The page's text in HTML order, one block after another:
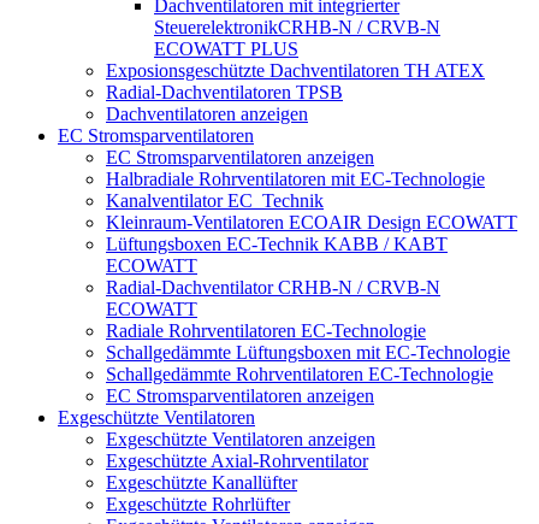
Dachventilatoren mit integrierter
SteuerelektronikCRHB-N / CRVB-N
ECOWATT PLUS
Exposionsgeschützte Dachventilatoren TH ATEX
Radial-Dachventilatoren TPSB
Dachventilatoren anzeigen
EC Stromsparventilatoren
EC Stromsparventilatoren anzeigen
Halbradiale Rohrventilatoren mit EC-Technologie
Kanalventilator EC_Technik
Kleinraum-Ventilatoren ECOAIR Design ECOWATT
Lüftungsboxen EC-Technik KABB / KABT
ECOWATT
Radial-Dachventilator CRHB-N / CRVB-N
ECOWATT
Radiale Rohrventilatoren EC-Technologie
Schallgedämmte Lüftungsboxen mit EC-Technologie
Schallgedämmte Rohrventilatoren EC-Technologie
EC Stromsparventilatoren anzeigen
Exgeschützte Ventilatoren
Exgeschützte Ventilatoren anzeigen
Exgeschützte Axial-Rohrventilator
Exgeschützte Kanallüfter
Exgeschützte Rohrlüfter